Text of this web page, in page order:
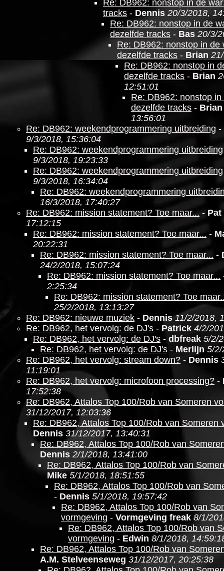
Re: DB962: nonstop in de
tracks - Dennis 20/3/2018,
Re: DB962: nonstop in de
dezelfde tracks - Bas 20/3/
Re: DB962: nonstop in de
dezelfde tracks - Brian
Re: DB962: nonstop in
dezelfde tracks - Brian
12:51:01
Re: DB962: nonstop
dezelfde tracks - Brian
13:56:01
Re: DB962: weekendprogrammering uitbreiding -
9/3/2018, 15:36:04
Re: DB962: weekendprogrammering uitbreiding
9/3/2018, 19:23:33
Re: DB962: weekendprogrammering uitbreiding
9/3/2018, 16:34:04
Re: DB962: weekendprogrammering
16/3/2018, 17:40:27
Re: DB962: mission statement? Toe maar... - Pat
17:12:15
Re: DB962: mission statement? Toe maar... -
20:22:31
Re: DB962: mission statement? Toe maar... -
24/2/2018, 15:07:24
Re: DB962: mission statement? Toe maar...
2:25:34
Re: DB962: mission statement? Toe
25/2/2018, 13:13:27
Re: DB962: nieuwe muziek - Dennis 11/2/2018,
Re: DB962, het vervolg: de DJ's - Patrick 4/2/
Re: DB962, het vervolg: de DJ's - dbfreak 5/2/
Re: DB962, het vervolg: de DJ's - Merlijn 5/2/
Re: DB962, het vervolg: stream down? - Dennis
11:19:01
Re: DB962, het vervolg: microfoon processing? -
17:52:38
Re: DB962, Attalos Top 100/Rob van Someren
31/12/2017, 12:03:36
Re: DB962, Attalos Top 100/Rob van Someren
Dennis 31/12/2017, 13:40:31
Re: DB962, Attalos Top 100/Rob van
Dennis 2/1/2018, 13:41:00
Re: DB962, Attalos Top 100/Rob van
Mike 5/1/2018, 18:51:55
Re: DB962, Attalos Top 100/Rob van
- Dennis 5/1/2018, 19:57:42
Re: DB962, Attalos Top 100/Rob van
vormgeving - Vormgeving freak 8/1/
Re: DB962, Attalos Top 100/Rob van
vormgeving - Edwin 8/1/2018,
Re: DB962, Attalos Top 100/Rob van
A.M. Stelveenseweg 31/12/2017, 20:25:38